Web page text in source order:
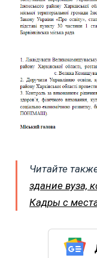
Читайте
здание вуза,
Кадры с